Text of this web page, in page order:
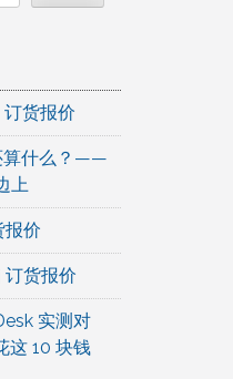
货报价
算什么？——
上
报价
货报价
实测对
这 10 块钱